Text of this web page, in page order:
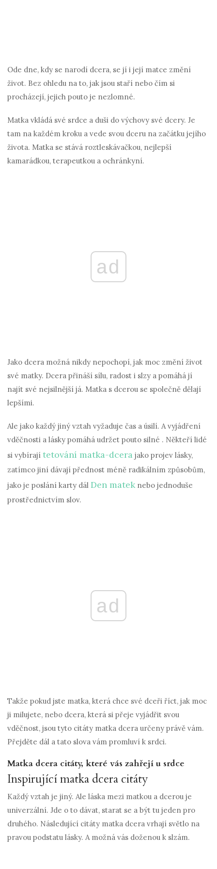
Ode dne, kdy se narodí dcera, se jí i její matce změní
život. Bez ohledu na to, jak jsou staří nebo čím si
procházejí, jejich pouto je nezlomné.
Matka vkládá své srdce a duši do výchovy své dcery. Je
tam na každém kroku a vede svou dceru na začátku jejího
života. Matka se stává roztleskávačkou, nejlepší
kamarádkou, terapeutkou a ochránkyní.
ad
Jako dcera možná nikdy nepochopí, jak moc změní život
své matky. Dcera přináší sílu, radost i slzy a pomáhá jí
najít své nejsilnější já. Matka s dcerou se společně dělají
lepšími.
Ale jako každý jiný vztah vyžaduje čas a úsilí. A vyjádření
vděčnosti a lásky pomáhá udržet pouto silné . Někteří lidé
si vybírají tetování matka-dcera jako projev lásky,
zatímco jiní dávají přednost méně radikálním způsobům,
jako je poslání karty dál Den matek nebo jednoduše
prostřednictvím slov.
ad
Takže pokud jste matka, která chce své dceři říct, jak moc
ji milujete, nebo dcera, která si přeje vyjádřit svou
vděčnost, jsou tyto citáty matka dcera určeny právě vám.
Přejděte dál a tato slova vám promluví k srdci.
Matka dcera citáty, které vás zahřejí u srdce
Inspirující matka dcera citáty
Každý vztah je jiný. Ale láska mezi matkou a dcerou je
univerzální. Jde o to dávat, starat se a být tu jeden pro
druhého. Následující citáty matka dcera vrhají světlo na
pravou podstatu lásky. A možná vás doženou k slzám.